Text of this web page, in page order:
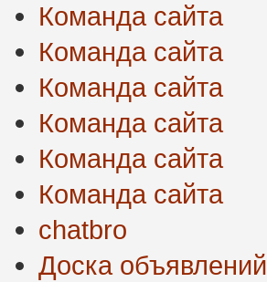
Команда сайта
Команда сайта
Команда сайта
Команда сайта
Команда сайта
Команда сайта
chatbro
Доска объявлений